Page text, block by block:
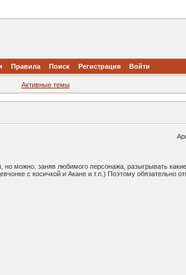
Правила Поиск Регистрация Войти
Активные темы
но можно, заняв любимого персонажа, разыгрывать
с косичкой и Акане и т.п.) Поэтому обязательно